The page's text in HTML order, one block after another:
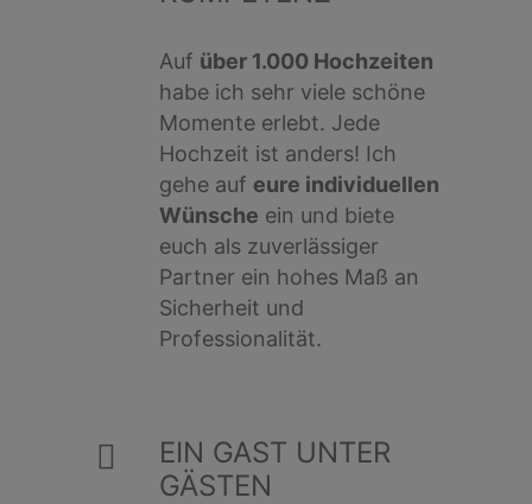
Auf über 1.000 Hochzeiten
habe ich sehr viele schöne
Momente erlebt. Jede
Hochzeit ist anders! Ich
gehe auf eure individuellen
Wünsche ein und biete
euch als zuverlässiger
Partner ein hohes Maß an
Sicherheit und
Professionalität.
EIN GAST UNTER
GÄSTEN